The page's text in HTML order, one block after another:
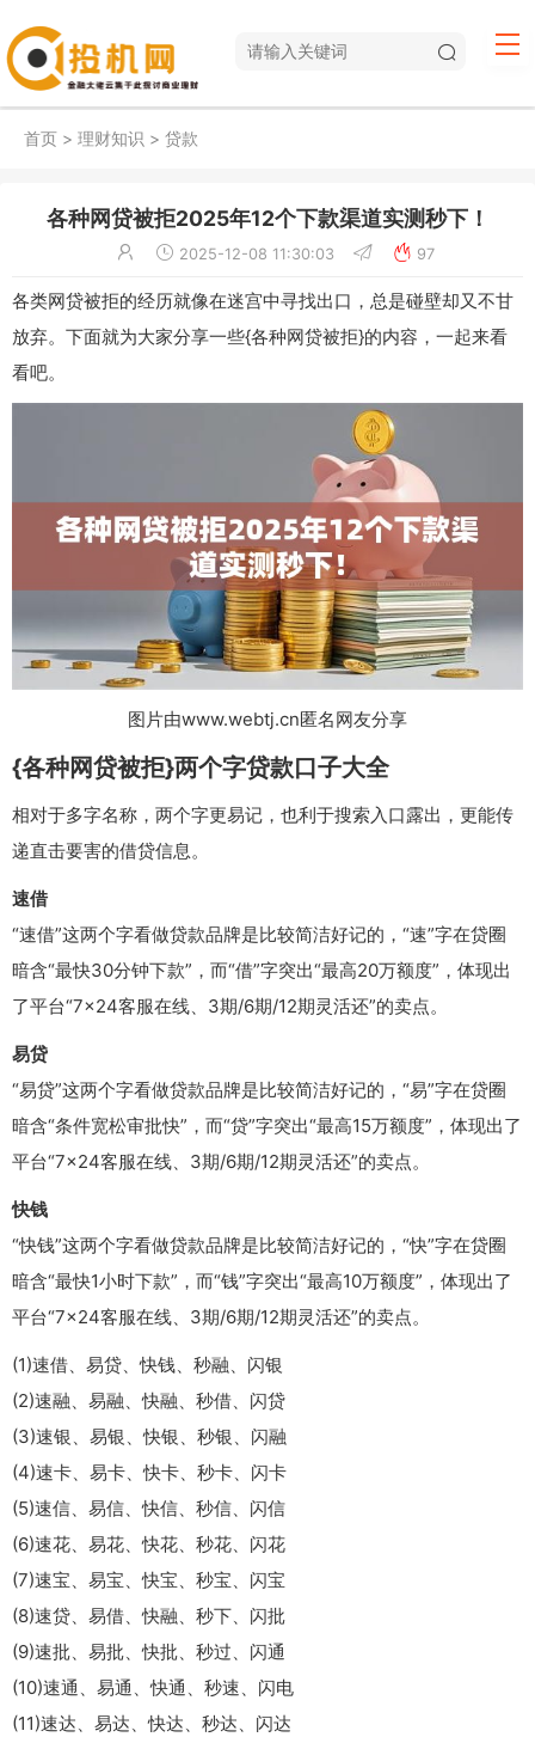
首页 > 理财知识 > 贷款
各种网贷被拒2025年12个下款渠道实测秒下！
2025-12-08 11:30:03 97
各类网贷被拒的经历就像在迷宫中寻找出口，总是碰壁却又不甘
放弃。下面就为大家分享一些{各种网贷被拒}的内容，一起来看
看吧。
图片由www.webtj.cn匿名网友分享
{各种网贷被拒}两个字贷款口子大全
相对于多字名称，两个字更易记，也利于搜索入口露出，更能传
递直击要害的借贷信息。
速借
“速借”这两个字看做贷款品牌是比较简洁好记的，“速”字在贷圈
暗含“最快30分钟下款”，而“借”字突出“最高20万额度”，体现出
了平台“7×24客服在线、3期/6期/12期灵活还”的卖点。
易贷
“易贷”这两个字看做贷款品牌是比较简洁好记的，“易”字在贷圈
暗含“条件宽松审批快”，而“贷”字突出“最高15万额度”，体现出了
平台“7×24客服在线、3期/6期/12期灵活还”的卖点。
快钱
“快钱”这两个字看做贷款品牌是比较简洁好记的，“快”字在贷圈
暗含“最快1小时下款”，而“钱”字突出“最高10万额度”，体现出了
平台“7×24客服在线、3期/6期/12期灵活还”的卖点。
(1)速借、易贷、快钱、秒融、闪银
(2)速融、易融、快融、秒借、闪贷
(3)速银、易银、快银、秒银、闪融
(4)速卡、易卡、快卡、秒卡、闪卡
(5)速信、易信、快信、秒信、闪信
(6)速花、易花、快花、秒花、闪花
(7)速宝、易宝、快宝、秒宝、闪宝
(8)速贷、易借、快融、秒下、闪批
(9)速批、易批、快批、秒过、闪通
(10)速通、易通、快通、秒速、闪电
(11)速达、易达、快达、秒达、闪达